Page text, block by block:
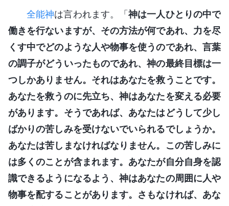
全能神は言われます。「神は一人ひとりの中で
働きを行ないますが、その方法が何であれ、力を尽
くす中でどのような人や物事を使うのであれ、言葉
の調子がどういったものであれ、神の最終目標は一
つしかありません。それはあなたを救うことです。
あなたを救うのに先立ち、神はあなたを変える必要
があります。そうであれば、あなたはどうして少し
ばかりの苦しみを受けないでいられるでしょうか。
あなたは苦しまなければなりません。この苦しみに
は多くのことが含まれます。あなたが自分自身を認
識できるようになるよう、神はあなたの周囲に人や
物事を配することがあります。さもなければ、あな